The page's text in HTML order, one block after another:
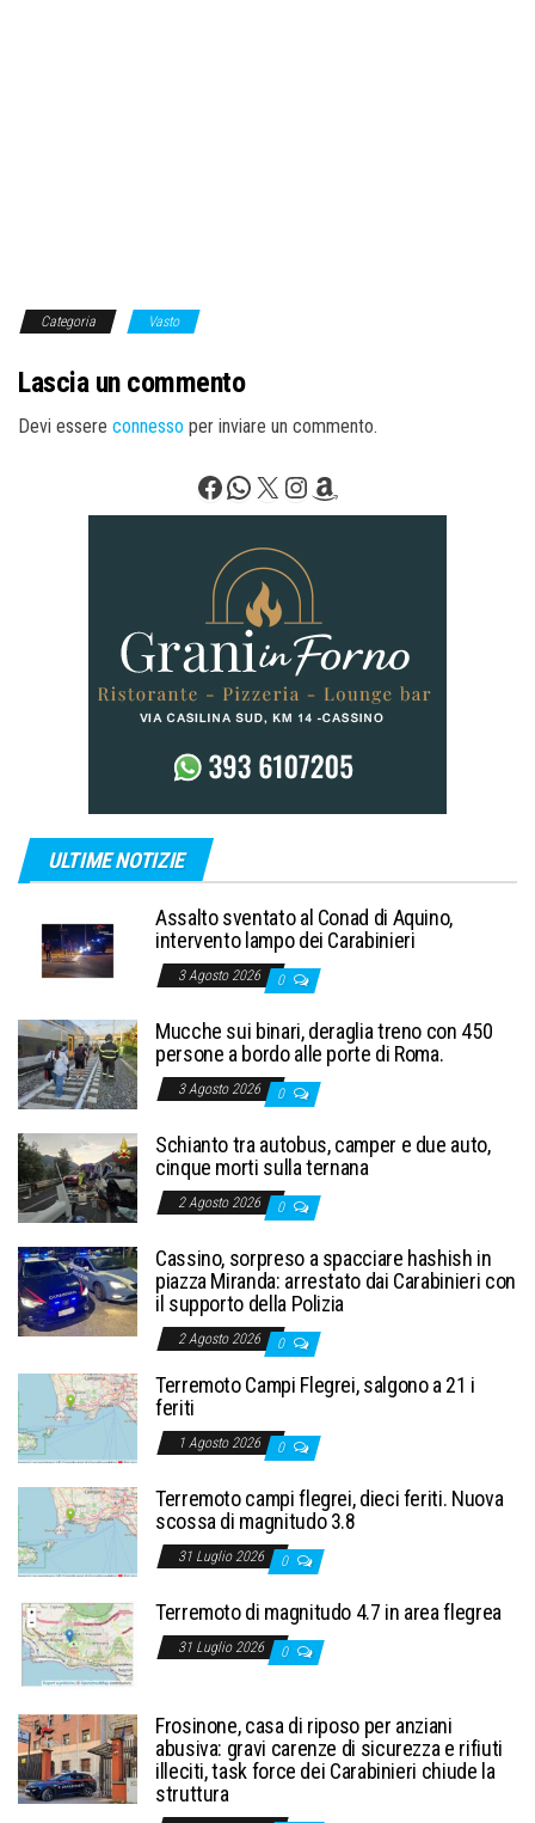
Categoria Vasto
Lascia un commento
Devi essere connesso per inviare un commento.
Facebook
WhatsApp
X Instagram
Amazon
ULTIME NOTIZIE
Assalto sventato al Conad di Aquino,
intervento lampo dei Carabinieri
3 Agosto 2026 0
Mucche sui binari, deraglia treno con 450
persone a bordo alle porte di Roma.
3 Agosto 2026 0
Schianto tra autobus, camper e due auto,
cinque morti sulla ternana
2 Agosto 2026 0
Cassino, sorpreso a spacciare hashish in
piazza Miranda: arrestato dai Carabinieri con
il supporto della Polizia
2 Agosto 2026 0
Terremoto Campi Flegrei, salgono a 21 i
feriti
1 Agosto 2026 0
Terremoto campi flegrei, dieci feriti. Nuova
scossa di magnitudo 3.8
31 Luglio 2026 0
Terremoto di magnitudo 4.7 in area flegrea
31 Luglio 2026 0
Frosinone, casa di riposo per anziani
abusiva: gravi carenze di sicurezza e rifiuti
illeciti, task force dei Carabinieri chiude la
struttura